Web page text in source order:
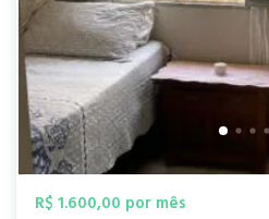
R$ 1.600,00 por mês